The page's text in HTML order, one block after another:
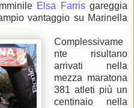
Elsa Farrisgareggia
vantaggio su Marinella
Complessivame
nte risultano
arrivati nella
mezza maratona
381 atleti più un
centinaio nella